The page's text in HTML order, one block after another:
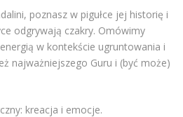
poznasz w pigułce jej historię i
odgrywają czakry. Omówimy
w kontekście ugruntowania i
najważniejszego Guru i (być może)
kreacja i emocje.